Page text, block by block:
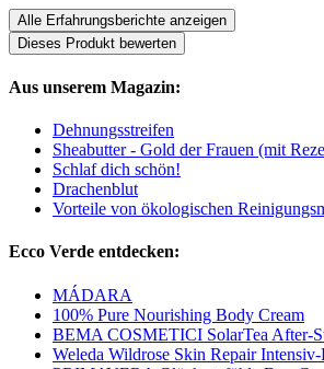
Alle Erfahrungsberichte anzeigen
Dieses Produkt bewerten
Aus unserem Magazin:
Dehnungsstreifen
Sheabutter - Gold der Frauen (mit
Schlaf dich schön!
Drachenblut
Vorteile von ökologischen
Ecco Verde entdecken:
MÁDARA
100% Pure Nourishing Body Cream
BEMA COSMETICI SolarTea After-
Weleda Wildrose Skin Repair Intensiv-